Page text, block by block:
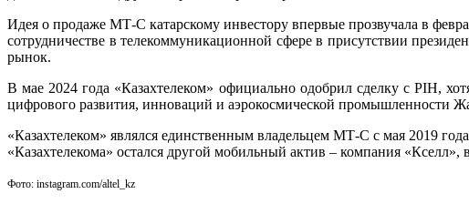
Идея о продаже МТ-С катарскому инвестору впервые прозвучала в
сотрудничестве в телекоммуникационной сфере в присутствии
рынок.
В мае 2024 года «Казахтелеком» официально одобрил сделку с PIH,
цифрового развития, инноваций и аэрокосмической промышленности
«Казахтелеком» являлся единственным владельцем МТ-С с мая 2019
«Казахтелекома» остался другой мобильный актив – компания
Фото: instagram.com/altel_kz